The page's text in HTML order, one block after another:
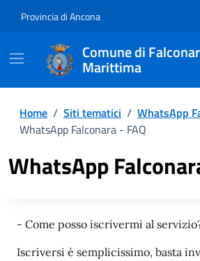
Provincia di Ancona
Comune di
Marittima
Home / Siti tematici / WhatsApp
WhatsApp Falconara - FAQ
WhatsApp
- Come posso iscrivermi al
Iscriversi è semplicissimo, basta